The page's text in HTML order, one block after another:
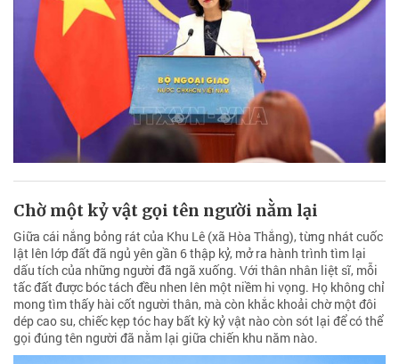
Chờ một kỷ vật gọi tên người nằm lại
Giữa cái nắng bỏng rát của Khu Lê (xã Hòa Thắng), từng nhát cuốc
lật lên lớp đất đã ngủ yên gần 6 thập kỷ, mở ra hành trình tìm lại
dấu tích của những người đã ngã xuống. Với thân nhân liệt sĩ, mỗi
tấc đất được bóc tách đều nhen lên một niềm hi vọng. Họ không chỉ
mong tìm thấy hài cốt người thân, mà còn khắc khoải chờ một đôi
dép cao su, chiếc kẹp tóc hay bất kỳ kỷ vật nào còn sót lại để có thể
gọi đúng tên người đã nằm lại giữa chiến khu năm nào.